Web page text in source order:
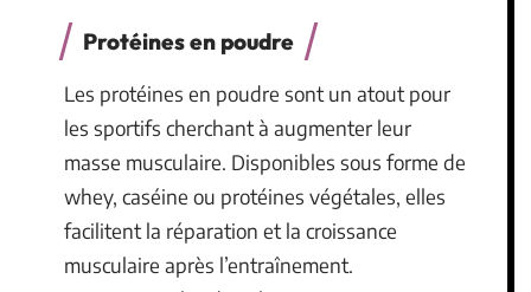
Protéines en poudre
Les protéines en poudre sont un atout pour
les sportifs cherchant à augmenter leur
masse musculaire. Disponibles sous forme de
whey, caséine ou protéines végétales, elles
facilitent la réparation et la croissance
musculaire après l’entraînement.